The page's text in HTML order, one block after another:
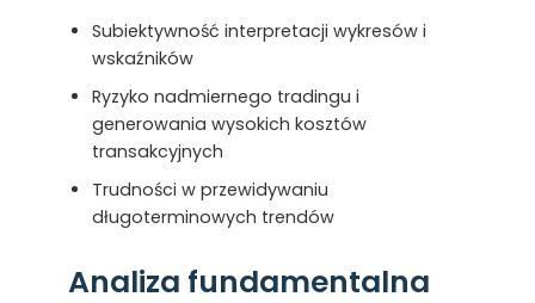
Subiektywność interpretacji wykresów i
wskaźników
Ryzyko nadmiernego tradingu i
generowania wysokich kosztów
transakcyjnych
Trudności w przewidywaniu
długoterminowych trendów
Analiza fundamentalna